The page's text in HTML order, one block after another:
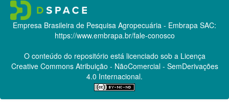
Empresa Brasileira de Pesquisa Agropecuária - Embrapa SAC:
https://www.embrapa.br/fale-conosco
O conteúdo do repositório está licenciado sob a Licença
Creative CommonsAtribuição - NãoComercial - SemDerivações
4.0 Internacional.